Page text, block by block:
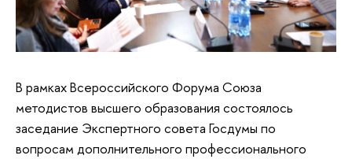
В рамках Всероссийского Форума Союза
методистов высшего образования состоялось
заседание Экспертного совета Госдумы по
вопросам дополнительного профессионального